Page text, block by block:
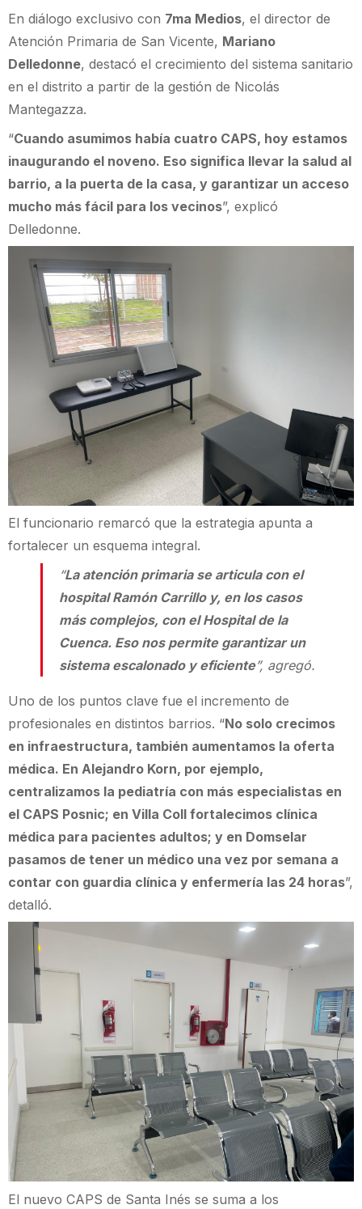
En diálogo exclusivo con 7ma Medios, el director de
Atención Primaria de San Vicente, Mariano
Delledonne, destacó el crecimiento del sistema sanitario
en el distrito a partir de la gestión de Nicolás
Mantegazza.
“Cuando asumimos había cuatro CAPS, hoy estamos
inaugurando el noveno. Eso significa llevar la salud al
barrio, a la puerta de la casa, y garantizar un acceso
mucho más fácil para los vecinos”, explicó
Delledonne.
El funcionario remarcó que la estrategia apunta a
fortalecer un esquema integral.
“La atención primaria se articula con el
hospital Ramón Carrillo y, en los casos
más complejos, con el Hospital de la
Cuenca. Eso nos permite garantizar un
sistema escalonado y eficiente”, agregó.
Uno de los puntos clave fue el incremento de
profesionales en distintos barrios. “No solo crecimos
en infraestructura, también aumentamos la oferta
médica. En Alejandro Korn, por ejemplo,
centralizamos la pediatría con más especialistas en
el CAPS Posnic; en Villa Coll fortalecimos clínica
médica para pacientes adultos; y en Domselar
pasamos de tener un médico una vez por semana a
contar con guardia clínica y enfermería las 24 horas”,
detalló.
El nuevo CAPS de Santa Inés se suma a los